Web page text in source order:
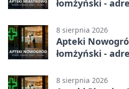
łomżyński -
8 sierpnia 2026
Apteki
łomżyński -
8 sierpnia 2026